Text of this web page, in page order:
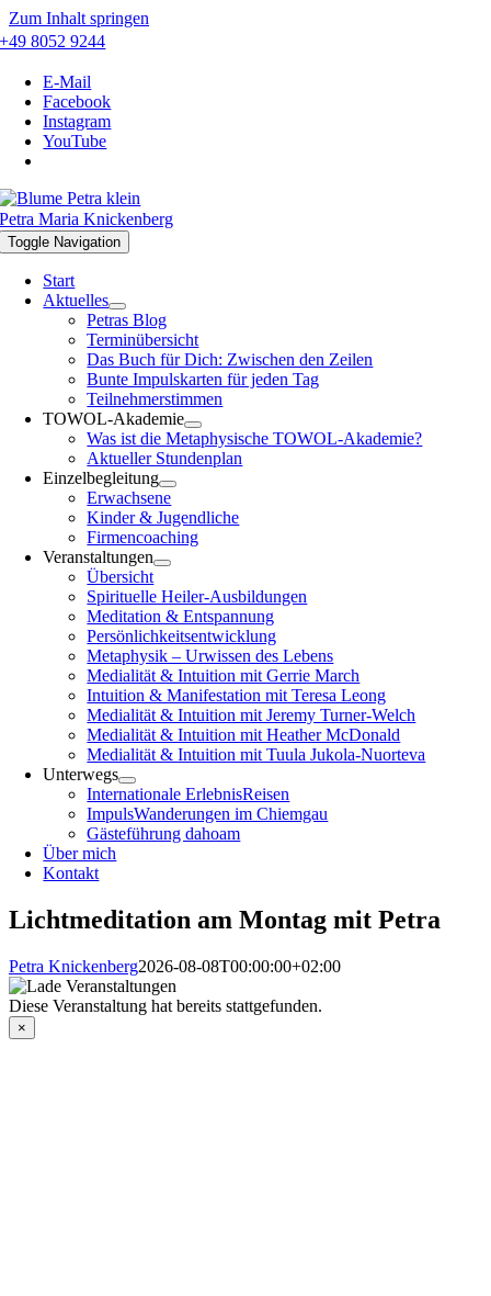
Zum Inhalt springen
+49 8052 9244
E-Mail
Facebook
Instagram
YouTube
Petra Maria Knickenberg
Toggle Navigation
Start
Aktuelles
Petras Blog
Terminübersicht
Das Buch für Dich: Zwischen den Zeilen
Bunte Impulskarten für jeden Tag
Teilnehmerstimmen
TOWOL-Akademie
Was ist die Metaphysische TOWOL-Akademie?
Aktueller Stundenplan
Einzelbegleitung
Erwachsene
Kinder & Jugendliche
Firmencoaching
Veranstaltungen
Übersicht
Spirituelle Heiler-Ausbildungen
Meditation & Entspannung
Persönlichkeitsentwicklung
Metaphysik – Urwissen des Lebens
Medialität & Intuition mit Gerrie March
Intuition & Manifestation mit Teresa Leong
Medialität & Intuition mit Jeremy Turner-Welch
Medialität & Intuition mit Heather McDonald
Medialität & Intuition mit Tuula Jukola-Nuorteva
Unterwegs
Internationale ErlebnisReisen
ImpulsWanderungen im Chiemgau
Gästeführung dahoam
Über mich
Kontakt
Lichtmeditation am Montag mit Petra
Petra Knickenberg2026-08-08T00:00:00+02:00
Diese Veranstaltung hat bereits stattgefunden.
×